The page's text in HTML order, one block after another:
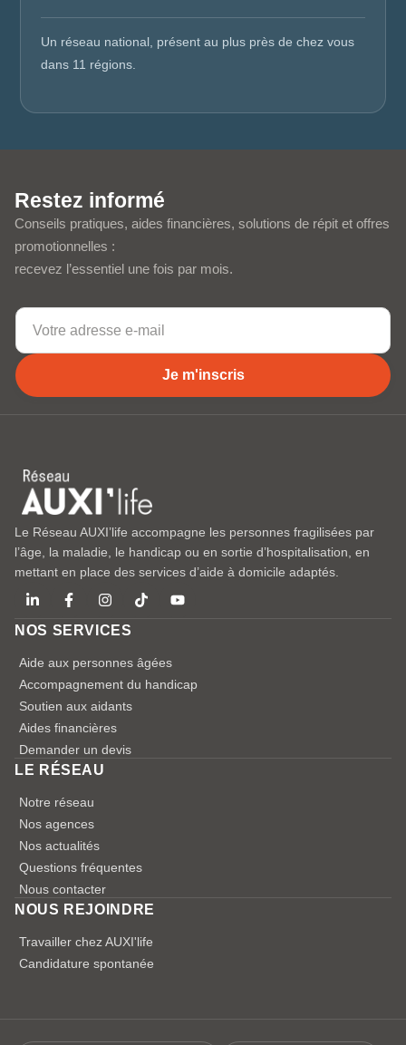
Un réseau national, présent au plus près de chez vous
dans 11 régions.
Restez informé
Conseils pratiques, aides financières, solutions de répit et offres
promotionnelles :
recevez l’essentiel une fois par mois.
Je m'inscris
Le Réseau AUXI’life accompagne les personnes fragilisées par
l’âge, la maladie, le handicap ou en sortie d’hospitalisation, en
mettant en place des services d’aide à domicile adaptés.
NOS SERVICES
Aide aux personnes âgées
Accompagnement du handicap
Soutien aux aidants
Aides financières
Demander un devis
LE RÉSEAU
Notre réseau
Nos agences
Nos actualités
Questions fréquentes
Nous contacter
NOUS REJOINDRE
Travailler chez AUXI'life
Candidature spontanée